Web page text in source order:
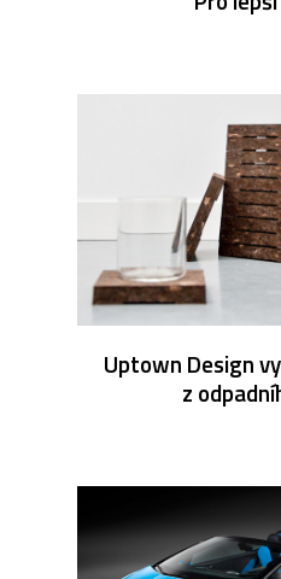
Uptown Design
z